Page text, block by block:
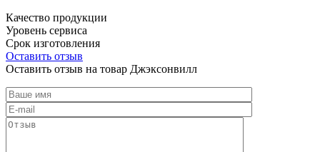
Качество продукции
Уровень сервиса
Срок изготовления
Оставить отзыв
Оставить отзыв на товар Джэксонвилл